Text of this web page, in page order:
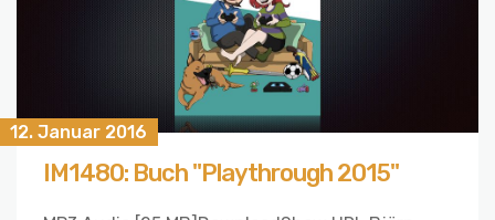
12. Januar 2016
IM1480: Buch "Playthrough 2015"